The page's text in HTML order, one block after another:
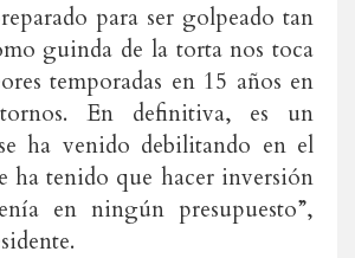
para ser golpeado tan
guinda de la torta nos toca
temporadas en 15 años en
En definitiva, es un
ha venido debilitando en el
ha tenido que hacer inversión
en ningún presupuesto”,